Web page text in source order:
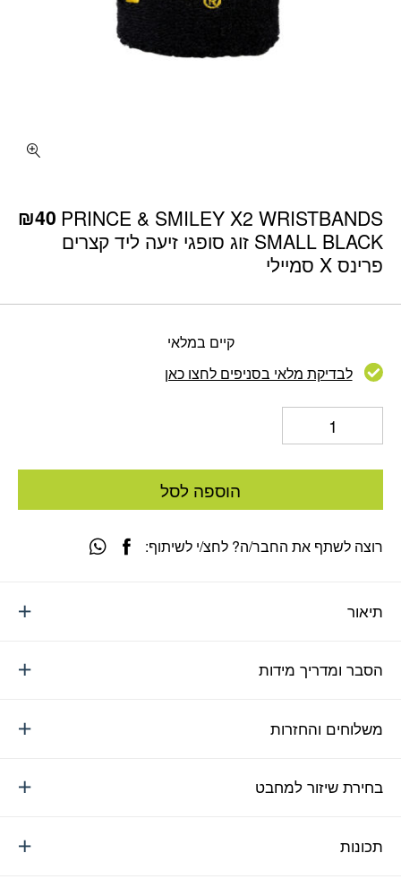
PRINCE & SMILEY X2 WRISTBANDS
SMALL BLACK זוג סופגי זיעה ליד קצרים
פרינס X סמיילי
₪40
קיים במלאי
לבדיקת מלאי בסניפים לחצו כאן
הוספה לסל
תיאור
הסבר ומדריך מידות
משלוחים והחזרות
בחירת שיזור למחבט
תכונות
רוצה לשתף את החבר/ה? לחצ/י לשיתוף: